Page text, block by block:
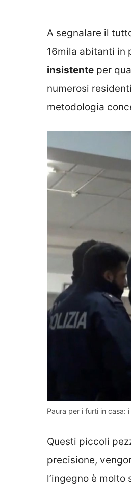
A segnalare il
16mila abitanti in
insistente per
numerosi
metodologia
Paura per i furti in casa:
Questi piccoli
precisione,
l’ingegno è